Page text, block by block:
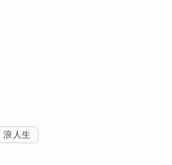
浪人生